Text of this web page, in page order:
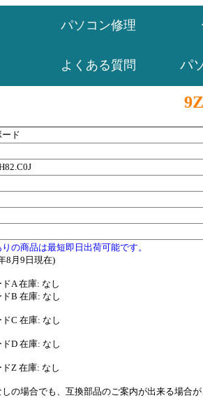
パソコン修理
よくある質問 パ
ード
の商品は最短即日出荷可能です。
8月9日現在)
A 在庫: なし
B 在庫: なし
C 在庫: なし
D 在庫: なし
Z 在庫: なし
しの場合でも、互換部品のご案内が出来る場合